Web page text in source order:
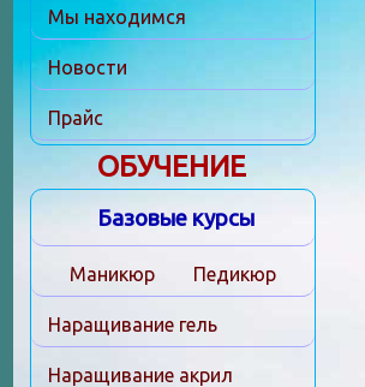
Мы находимся
Новости
Прайс
ОБУЧЕНИЕ
Базовые курсы
Маникюр Педикюр
Наращивание гель
Наращивание акрил